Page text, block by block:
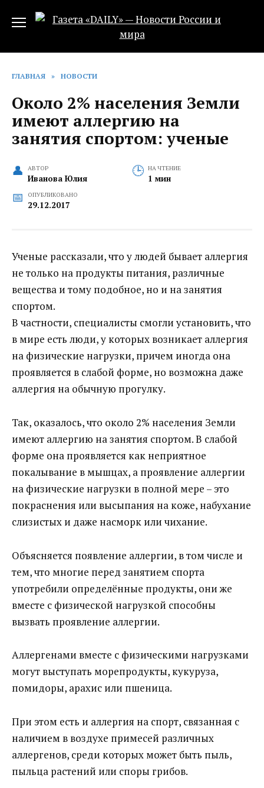
ГЛАВНАЯ » НОВОСТИ
Около 2% населения Земли
имеют аллергию на
занятия спортом: ученые
АВТОР
Иванова Юлия
НА ЧТЕНИЕ
1 мин
ОПУБЛИКОВАНО
29.12.2017
Ученые рассказали, что у людей бывает аллергия
не только на продукты питания, различные
вещества и тому подобное, но и на занятия
спортом.
В частности, специалисты смогли установить, что
в мире есть люди, у которых возникает аллергия
на физические нагрузки, причем иногда она
проявляется в слабой форме, но возможна даже
аллергия на обычную прогулку.
Так, оказалось, что около 2% населения Земли
имеют аллергию на занятия спортом. В слабой
форме она проявляется как неприятное
покалывание в мышцах, а проявление аллергии
на физические нагрузки в полной мере – это
покраснения или высыпания на коже, набухание
слизистых и даже насморк или чихание.
Объясняется появление аллергии, в том числе и
тем, что многие перед занятием спорта
употребили определённые продукты, они же
вместе с физической нагрузкой способны
вызвать проявление аллергии.
Аллергенами вместе с физическими нагрузками
могут выступать морепродукты, кукуруза,
помидоры, арахис или пшеница.
При этом есть и аллергия на спорт, связанная с
наличием в воздухе примесей различных
аллергенов, среди которых может быть пыль,
пыльца растений или споры грибов.